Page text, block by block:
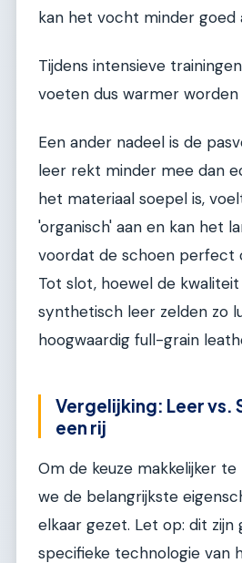
kan het vocht minder goed
Tijdens intensieve
voeten dus warmer
Een ander nadeel is de
leer rekt minder mee dan
het materiaal soepel is,
'organisch' aan en kan het
voordat de schoen perfect
Tot slot, hoewel de
synthetisch leer zelden zo
hoogwaardig full-grain
Vergelijking: Leer vs.
een rij
Om de keuze makkelijker
we de belangrijkste
elkaar gezet. Let op: dit zijn
specifieke technologie van